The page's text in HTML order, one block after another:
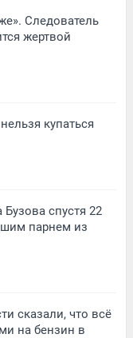
Следователь
жертвой
купаться
спустя 22
парнем из
сказали, что всё
на бензин в